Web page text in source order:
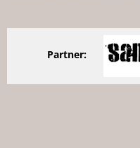
Partner: